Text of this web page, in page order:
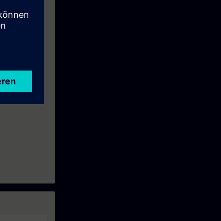
à la